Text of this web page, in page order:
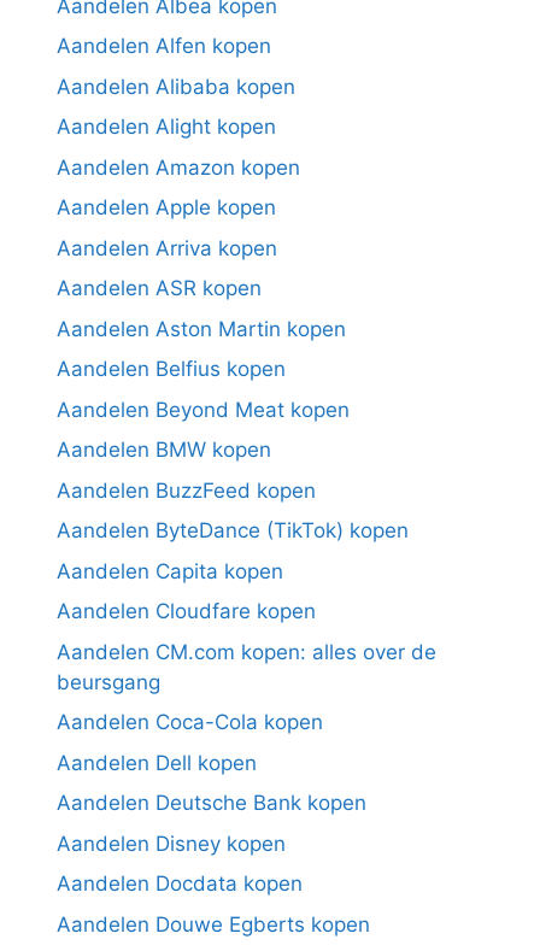
Aandelen Albea kopen
Aandelen Alfen kopen
Aandelen Alibaba kopen
Aandelen Alight kopen
Aandelen Amazon kopen
Aandelen Apple kopen
Aandelen Arriva kopen
Aandelen ASR kopen
Aandelen Aston Martin kopen
Aandelen Belfius kopen
Aandelen Beyond Meat kopen
Aandelen BMW kopen
Aandelen BuzzFeed kopen
Aandelen ByteDance (TikTok) kopen
Aandelen Capita kopen
Aandelen Cloudfare kopen
Aandelen CM.com kopen: alles over de
beursgang
Aandelen Coca-Cola kopen
Aandelen Dell kopen
Aandelen Deutsche Bank kopen
Aandelen Disney kopen
Aandelen Docdata kopen
Aandelen Douwe Egberts kopen